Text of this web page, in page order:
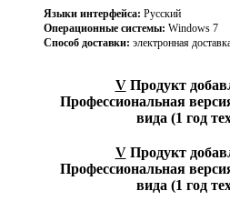
Языки интерфейса: Русский
Операционные системы: Windows 7
Способ доставки: электронная
V Продукт
Профессиональная
вида (1 год
V Продукт
Профессиональная
вида (1 год